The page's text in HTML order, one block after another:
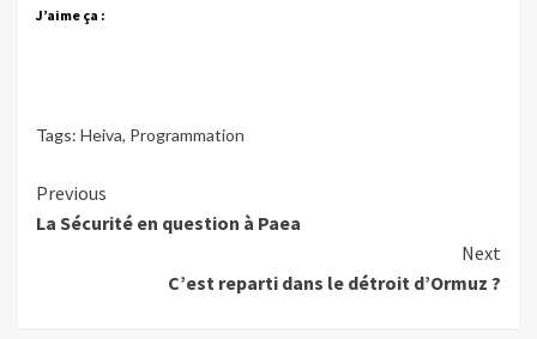
J’aime ça :
Tags: Heiva, Programmation
Continue
Reading
Previous
La Sécurité en question à Paea
Next
C’est reparti dans le détroit d’Ormuz ?